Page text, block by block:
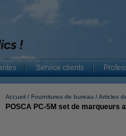
Service clients
Accueil Fournitures de bureau Articles
POSCA PC-5M set de marqueurs